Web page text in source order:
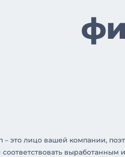
– это лицо вашей компании,